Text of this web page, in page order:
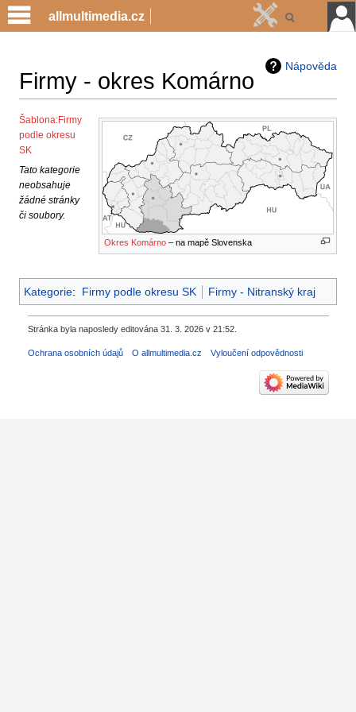
Nápověda
Firmy - okres Komárno
Jump
to
navigation
Jump
to
search
Okres Komárno – na mapě Slovenska
Šablona:Firmy
podle okresu
SK
Tato kategorie
neobsahuje
žádné stránky
či soubory.
Kategorie: Firmy podle okresu SK Firmy - Nitranský kraj
Stránka byla naposledy editována 31. 3. 2026 v 21:52.
Ochrana osobních údajů O allmultimedia.cz Vyloučení odpovědnosti
allmultimedia.cz